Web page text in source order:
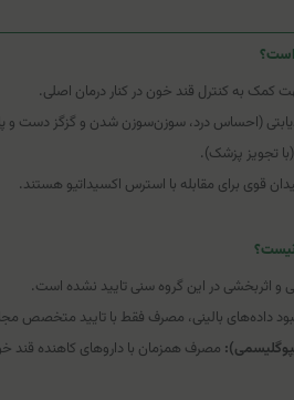
دیابتی (احساس درد، سوزن‌سوزن شدن و گزگز دست و
تجویز پزشک).
قوی برای مقابله با استرس اکسیداتیو هستند.
و اثربخشی در این گروه سنی تایید نشده است.
داده‌های بالینی، مصرف فقط با تایید متخصص
مصرف همزمان با داروهای کاهنده قند